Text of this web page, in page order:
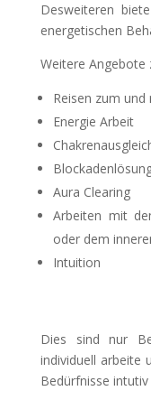
Desweiteren
energetischen
Weitere Angebote
Reisen zum
Energie Arbeit
Aura Clearing
Arbeiten mit
oder dem
Intuition
Dies sind nur
individuell arbeite
Bedürfnisse